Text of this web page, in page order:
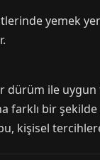
yemek
dürüm ile
farklı bir
kişisel